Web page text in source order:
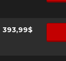
393,99$